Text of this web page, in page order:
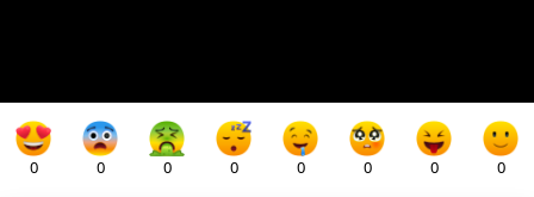
0 0 0 0 0 0 0 0